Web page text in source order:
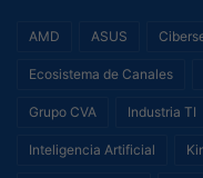
AMD ASUS
Ecosistema de Canales
Grupo CVA Industria TI
Inteligencia Artificial